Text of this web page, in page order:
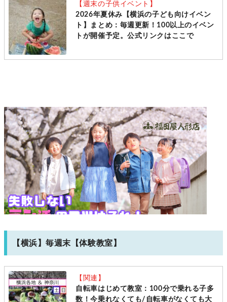
【週末の子供イベント】
2026年夏休み【横浜の子ども向けイベン
ト】まとめ：毎週更新！100以上のイベン
トが開催予定。公式リンクはここで
【横浜】毎週末【体験教室】
【関連】
自転車はじめて教室：100分で乗れる子多
数！今乗れなくても/自転車がなくても大